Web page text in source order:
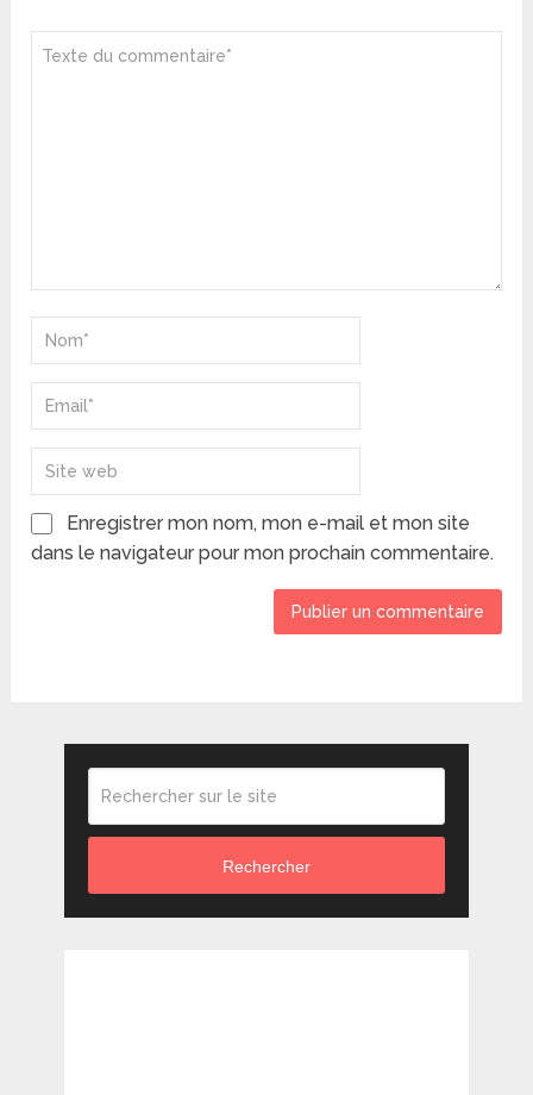
Enregistrer mon nom, mon e-mail et mon site
dans le navigateur pour mon prochain commentaire.
Rechercher